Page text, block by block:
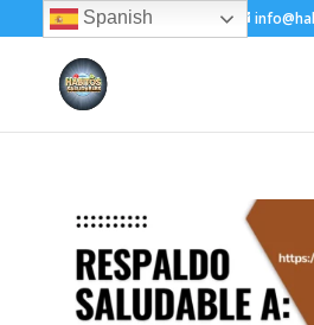
+(505) 8200-1450
Spanish